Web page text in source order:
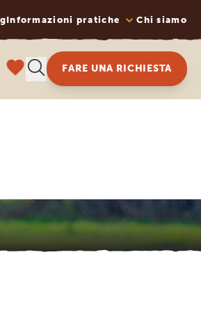
Informazioni pratiche Chi siamo
FARE UNA RICHIESTA